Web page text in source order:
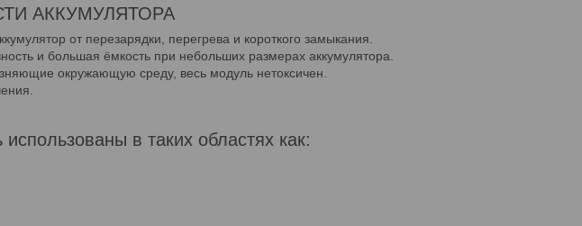
АККУМУЛЯТОРА
от перезарядки, перегрева и короткого замыкания.
и большая ёмкость при небольших размерах аккумулятора.
окружающую среду, весь модуль нетоксичен.
в таких областях как: